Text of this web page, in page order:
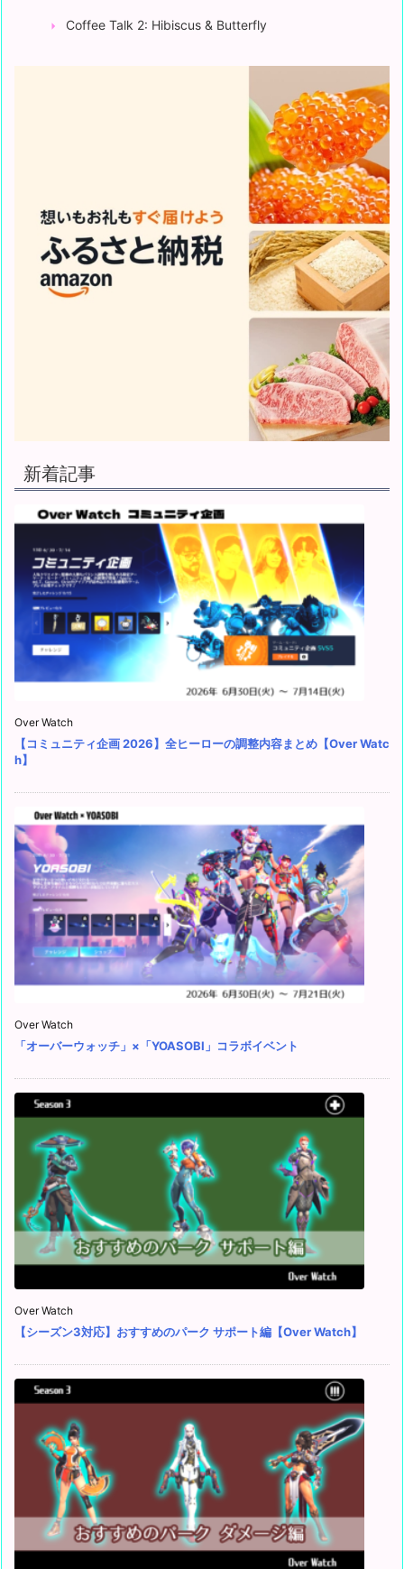
Coffee Talk 2: Hibiscus & Butterfly
新着記事
Over Watch
【コミュニティ企画 2026】全ヒーローの調整内容まとめ【Over Watc
h】
Over Watch
「オーバーウォッチ」×「YOASOBI」コラボイベント
Over Watch
【シーズン3対応】おすすめのパーク サポート編【Over Watch】